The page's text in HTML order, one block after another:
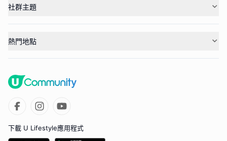
社群主題
熱門地點
下載 U Lifestyle應用程式